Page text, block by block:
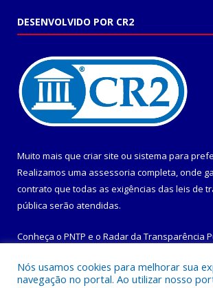
DESENVOLVIDO POR CR2
Muito mais que criar site ou sistema para
Realizamos uma assessoria completa, onde
contrato que todas as exigências das leis de
pública serão atendidas.
Conheça o PNTP e o Radar da Transparência
Nós usamos cookies para melhorar sua
navegação no portal. Ao utilizar nosso